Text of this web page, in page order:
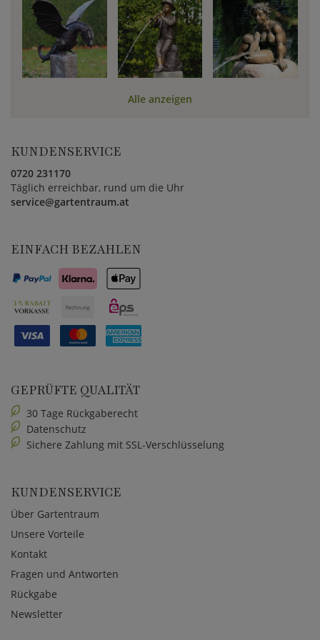
Alle anzeigen
KUNDENSERVICE
0720 231170
Täglich erreichbar, rund um die Uhr
service@gartentraum.at
EINFACH BEZAHLEN
GEPRÜFTE QUALITÄT
30 Tage Rückgaberecht
Datenschutz
Sichere Zahlung mit SSL-Verschlüsselung
KUNDENSERVICE
Über Gartentraum
Unsere Vorteile
Kontakt
Fragen und Antworten
Rückgabe
Newsletter